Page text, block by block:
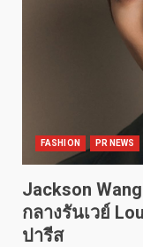
FASHION PR NEWS
Jackson
กลางรันเวย์
ปารีส